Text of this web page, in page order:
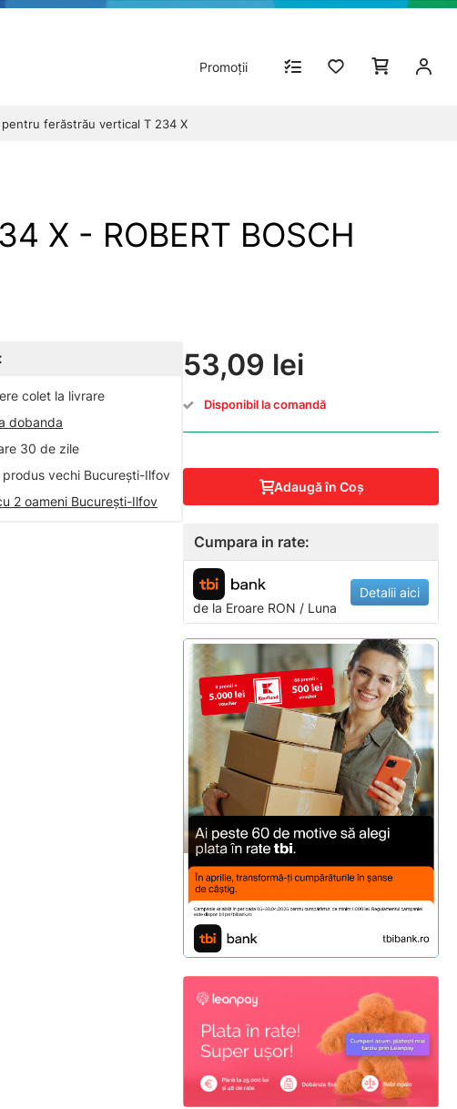
Promoții
ferăstrău vertical T 234 X
X - ROBERT BOSCH
colet la livrare
dobanda
30 de zile
produs vechi București-Ilfov
2 oameni București-Ilfov
53,09 lei
Disponibil la comandă
Adaugă în Coş
Cumpara in rate:
de la Eroare RON / Luna
Detalii aici